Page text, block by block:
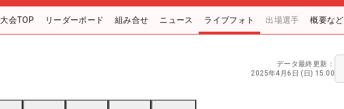
大会TOP リーダーボード 組み合せ ニュース ライブフォト 出場選手 概要など
データ最終更新：
2025年4月6日 (日) 15:00